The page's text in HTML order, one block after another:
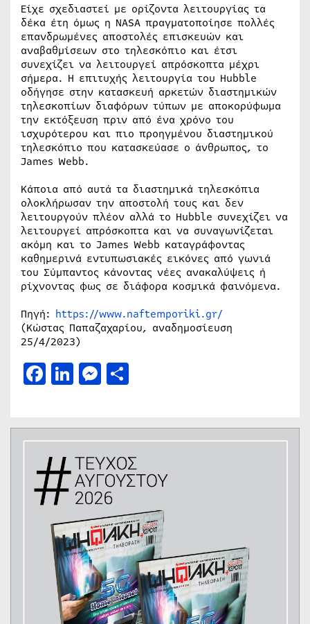
Είχε σχεδιαστεί με ορίζοντα λειτουργίας τα
δέκα έτη όμως η NASA πραγματοποίησε πολλές
επανδρωμένες αποστολές επισκευών και
αναβαθμίσεων στο τηλεσκόπιο και έτσι
συνεχίζει να λειτουργεί απρόσκοπτα μέχρι
σήμερα. Η επιτυχής λειτουργία του Hubble
οδήγησε στην κατασκευή αρκετών διαστημικών
τηλεσκοπίων διαφόρων τύπων με αποκορύφωμα
την εκτόξευση πριν από ένα χρόνο του
ισχυρότερου και πιο προηγμένου διαστημικού
τηλεσκόπιο που κατασκεύασε ο άνθρωπος, το
James Webb.
Κάποια από αυτά τα διαστημικά τηλεσκόπια
ολοκλήρωσαν την αποστολή τους και δεν
λειτουργούν πλέον αλλά το Hubble συνεχίζει να
λειτουργεί απρόσκοπτα και να συναγωνίζεται
ακόμη και το James Webb καταγράφοντας
καθημερινά εντυπωσιακές εικόνες από γωνιά
του Σύμπαντος κάνοντας νέες ανακαλύψεις ή
ρίχνοντας φως σε διάφορα κοσμικά φαινόμενα.
Πηγή: https://www.naftemporiki.gr/
(Κώστας Παπαζαχαρίου, αναδημοσίευση
25/4/2023)
Facebook
LinkedIn
Messenger